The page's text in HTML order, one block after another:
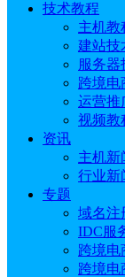
技术教程
主机教
建站技
服务器
跨境电
运营推
视频教
资讯
主机新
行业新
专题
域名注
IDC服
跨境电
跨境电
购买指引
一、
购买建议：
合中等规模
主要配置：
25,000+月
优势特点：
新、免费
份、租用性